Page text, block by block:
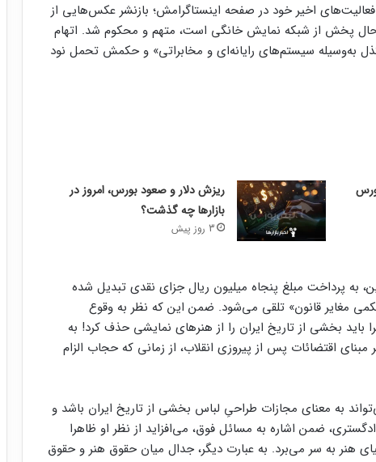
اخیر خود در صفحه اینستاگرامش؛ بازنشر عکس‌هایی از
پخش از شبکه نمایش خانگی است، متهم و محکوم شد. اتهام
به‌وسیله سیستم‌های رایانه‌ای و مخابراتی» و حکمش تحمل نود
ریزش دلار و صعود بورس، امروز در
بازارها چه گذشت؟
3 روز پیش
به پرداخت مبلغ پنجاه میلیون ریال جزای نقدی تبدیل شده
مغایر قانون» تلقی می‌شود. ضمن این که نظر به وقوع
باید بخشی از تاریخ ایران را از هنرهای نمایشی حذف کرد! به
مبنای اقتضائات پس از پیروزی انقلاب، از زمانی که حجاب الزام
به معنای مجازات طراحیِ لباس بخشی از تاریخ ایران باشد و
ضمن اشاره به مسائل فوق، می‌افزاید از نظر او ظاهرا
هنر به سر می‌برد. به عبارت دیگر، جدال میان حقوق هنر و حقوق